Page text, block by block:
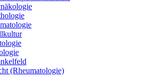
(Rheumatologie)